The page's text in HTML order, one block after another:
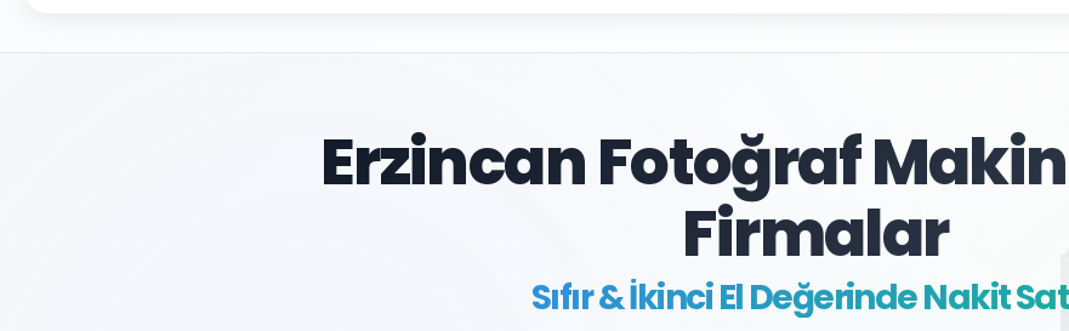
Erzincan Fotoğraf
Firmalar
Sıfır & İkinci El Değerinde Nakit